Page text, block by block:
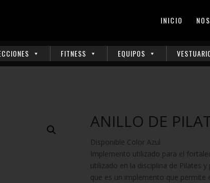
INICIO
FITNESS EQUIPOS
ANILLO DE
Disponible Color Azul
Implemento utilizado para el
utilizado en la disciplina de Pilates
que es un implemento que permite